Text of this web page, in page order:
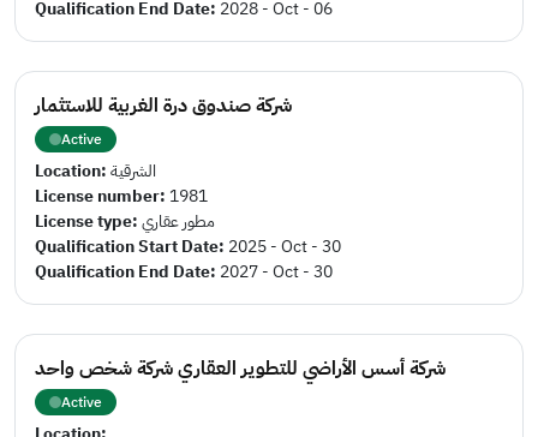
Qualification End Date: 2028 - Oct - 06
شركة صندوق درة الغربية للاستثمار
Active
Location:الشرقية
License number: 1981
License type:مطور عقاري
Qualification Start Date: 2025 - Oct - 30
Qualification End Date: 2027 - Oct - 30
شركة أسس الأراضي للتطوير العقاري شركة شخص واحد
Active